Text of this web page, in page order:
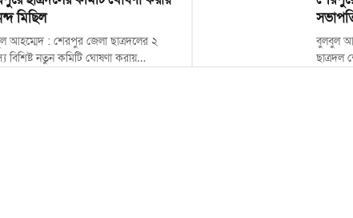
রিক্রুট কনস্টেবল (টিআরসি) পদে নিয়োগ,
২০২৬ এর চূড়ান্ত...
বাংলাদেশ পুলিশে ট্রেইনি
মিছিল
আহম্মেদ : শেরপুর জেলা ছাত্রদলের ২
বিশিষ্ট নতুন কমিটি ঘোষণা করায়
বুলবুল
ছাত্রদল